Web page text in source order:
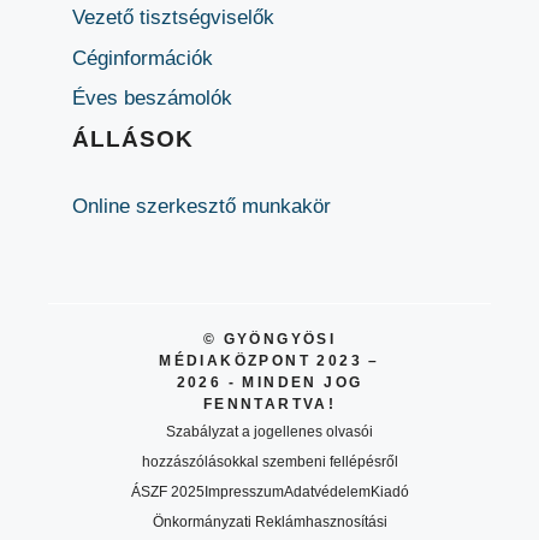
Vezető tisztségviselők
Céginformációk
Éves beszámolók
ÁLLÁSOK
Online szerkesztő munkakör
© GYÖNGYÖSI
MÉDIAKÖZPONT 2023 –
2026 - MINDEN JOG
FENNTARTVA!
Szabályzat a jogellenes olvasói
hozzászólásokkal szembeni fellépésről
ÁSZF 2025ImpresszumAdatvédelemKiadó
Önkormányzati Reklámhasznosítási